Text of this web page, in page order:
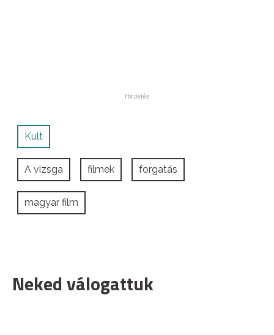
Kult
A vizsga filmek forgatás
magyar film
Neked válogattuk